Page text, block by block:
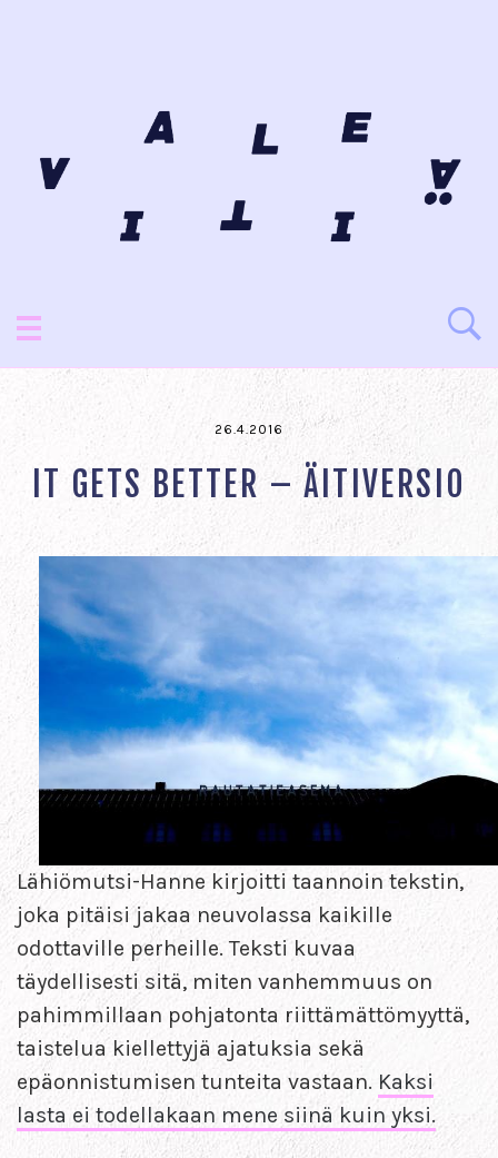
26.4.2016
IT GETS BETTER – ÄITIVERSIO
Lähiömutsi-Hanne kirjoitti taannoin tekstin,
joka pitäisi jakaa neuvolassa kaikille
odottaville perheille. Teksti kuvaa
täydellisesti sitä, miten vanhemmuus on
pahimmillaan pohjatonta riittämättömyyttä,
taistelua kiellettyjä ajatuksia sekä
epäonnistumisen tunteita vastaan. Kaksi
lasta ei todellakaan mene siinä kuin yksi.